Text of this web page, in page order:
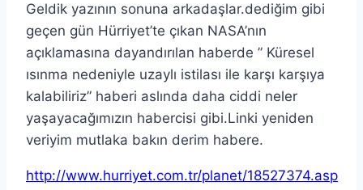
Geldik yazının sonuna arkadaşlar.dediğim gibi
geçen gün Hürriyet’te çıkan NASA’nın
açıklamasına dayandırılan haberde ” Küresel
ısınma nedeniyle uzaylı istilası ile karşı karşıya
kalabiliriz” haberi aslında daha ciddi neler
yaşayacağımızın habercisi gibi.Linki yeniden
veriyim mutlaka bakın derim habere.
http://www.hurriyet.com.tr/planet/18527374.asp